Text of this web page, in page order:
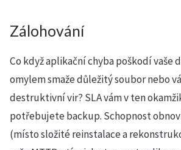
Zálohování
Co když aplikační chyba poškodí vaše
omylem smaže důležitý soubor nebo
destruktivní vir? SLA vám v ten
potřebujete backup. Schopnost
(místo složité reinstalace a